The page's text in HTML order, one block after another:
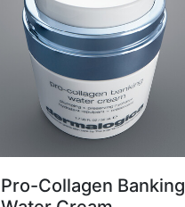
Pro-Collagen Banking